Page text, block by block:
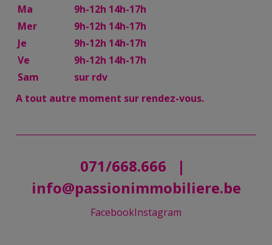
Ma
9h-12h 14h-17h
Mer
9h-12h 14h-17h
Je
9h-12h 14h-17h
Ve
9h-12h 14h-17h
Sam
sur rdv
A tout autre moment sur rendez-vous.
071/668.666
|
info@passionimmobiliere.be
FacebookInstagram